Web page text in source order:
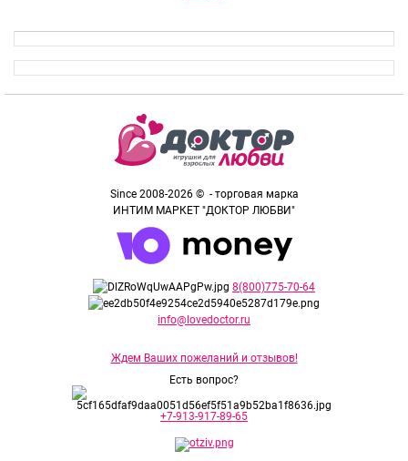
Since 2008-2026 © - торговая марка
ИНТИМ МАРКЕТ "ДОКТОР ЛЮБВИ"
8(800)775-70-64
info@lovedoctor.ru
Ждем Ваших пожеланий и отзывов!
Есть вопрос?
+7-913-917-89-65